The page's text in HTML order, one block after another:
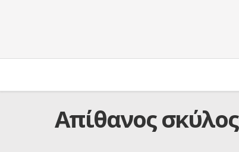
Απίθανος σκύλος